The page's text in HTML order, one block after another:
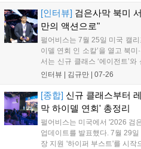
현지 이용자들과 소통하며 검
확인하는 뜻깊은 시간이었습니
[인터뷰] 검은사막 북미
만의 액션으로"
펄어비스는 7월 25일 미국 캘
이델 연회 인 소칼’을 열고 북
서는 신규 클래스 ‘에이전트’
며, 신규·복귀 이용자를 위한 ‘
고, 앞으로도 매주 업데이트 기
로 게임의 완성도를 높여가겠다
인터뷰 | 김규만 07-26
[종합] 신규 클래스부터
막 하이델 연회' 총정리
펄어비스는 미국에서 '2026 검
업데이트를 발표했다. 7월 29
장 지원 '하이퍼 부스트'를 시작